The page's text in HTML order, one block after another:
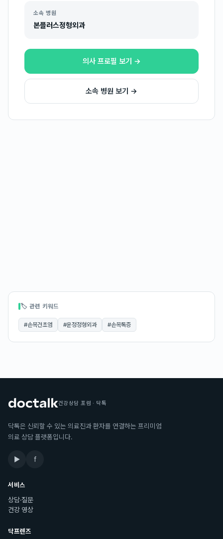
소속 병원
본플러스정형외과
의사 프로필 보기 →
소속 병원 보기 →
🏷 관련 키워드
#손목건초염 #운정정형외과 #손목톡증
건강상담 포럼 · 닥톡
닥톡은 신뢰할 수 있는 의료진과 환자를 연결하는 프리미엄
의료 상담 플랫폼입니다.
▶ f
서비스
상담·질문
건강 영상
닥프렌즈